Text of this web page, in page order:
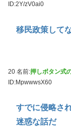
ID:2Y/zV0ai0
移民政策して
20 名前:押しボタン式
ID:MpwwwsX60
すでに侵略さ
迷惑な話だ